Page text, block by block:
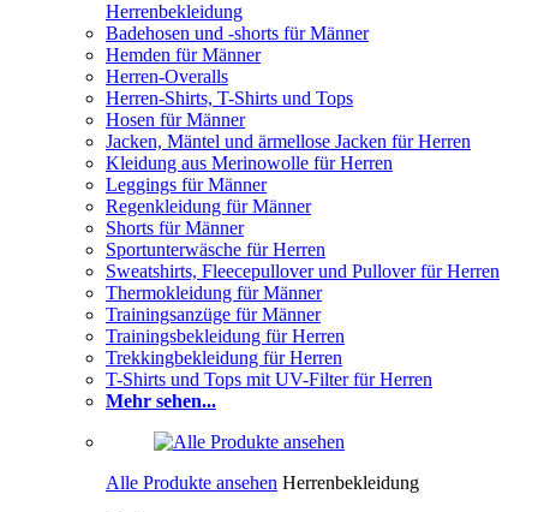
Herrenbekleidung
Badehosen und -shorts für Männer
Hemden für Männer
Herren-Overalls
Herren-Shirts, T-Shirts und Tops
Hosen für Männer
Jacken, Mäntel und ärmellose Jacken für Herren
Kleidung aus Merinowolle für Herren
Leggings für Männer
Regenkleidung für Männer
Shorts für Männer
Sportunterwäsche für Herren
Sweatshirts, Fleecepullover und Pullover für Herren
Thermokleidung für Männer
Trainingsanzüge für Männer
Trainingsbekleidung für Herren
Trekkingbekleidung für Herren
T-Shirts und Tops mit UV-Filter für Herren
Mehr sehen...
Alle Produkte ansehen Herrenbekleidung